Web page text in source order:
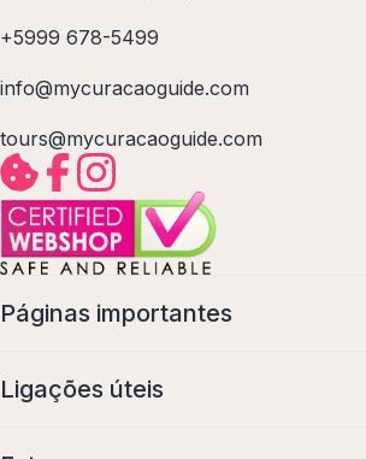
+5999 678-5499
info@mycuracaoguide.com
tours@mycuracaoguide.com
Páginas importantes
Ligações úteis